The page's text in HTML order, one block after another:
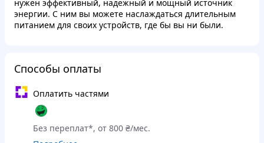
нужен эффективный, надежный и мощный источник
энергии. С ним вы можете наслаждаться длительным
питанием для своих устройств, где бы вы ни были.
Способы оплаты
Оплатить частями
Без переплат*, от 800 ₴/мес.